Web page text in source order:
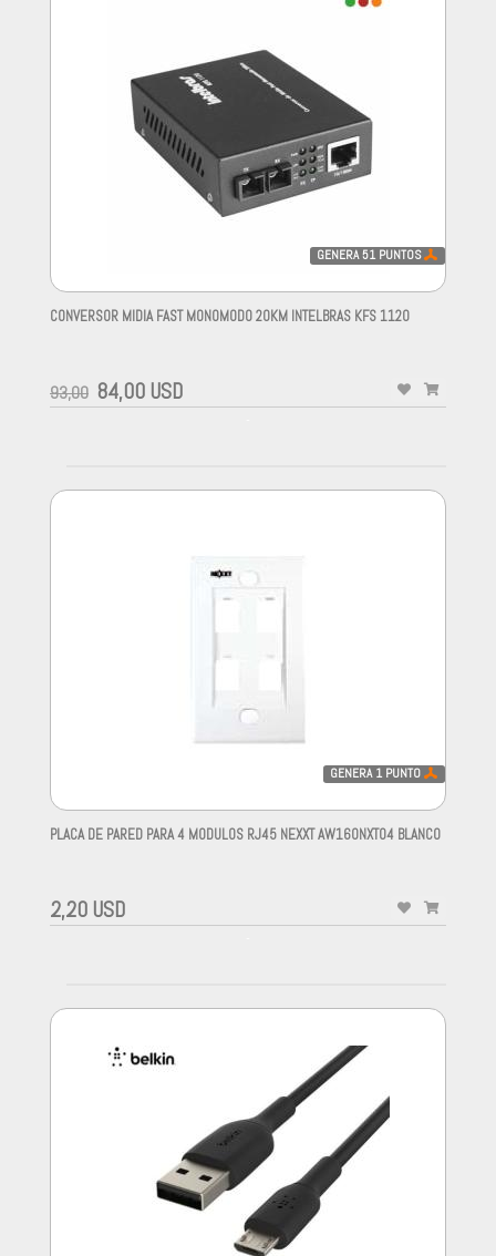
GENERA51 PUNTOS
CONVERSOR MIDIA FAST MONOMODO 20KM INTELBRAS KFS 1120
93,00 84,00 USD
GENERA 1 PUNTO
PLACA DE PARED PARA 4 MODULOS RJ45 NEXXT AW160NXT04 BLANCO
2,20 USD